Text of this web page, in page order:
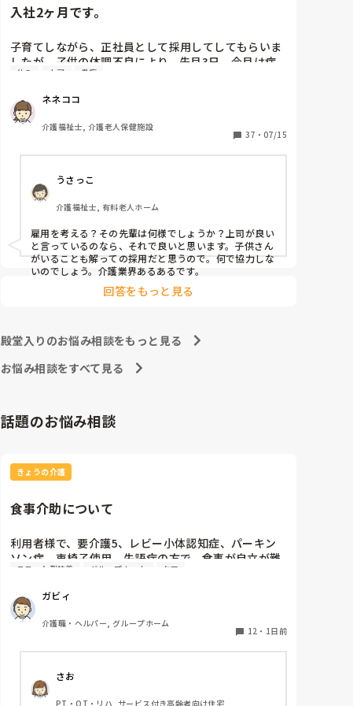
長文失礼いたしました。
入社2ヶ月です。
子育てしながら、正社員として採用してしてもらいま
したが、子供の体調不良により、先月3日、今月は病
気が重なり息子が肺炎になり、欠勤が多くなっていま
パートとなっても体調不良で休む事は変わらないと思
いますが、皆さんはどう思いますか。上司は気にしな
くていいと、言ってくれています。
休み 上司 愚痴
ネネココ
介護福祉士, 介護老人保健施設
37 ・ 07/15
うさっこ
介護福祉士, 有料老人ホーム
雇用を考える？その先輩は何様でしょうか？上司が良い
と言っているのなら、それで良いと思います。子供さん
がいることも解っての採用だと思うので。何で協力しな
いのでしょう。介護業界あるあるです。
回答をもっと見る
殿堂入りのお悩み相談をもっと見る
お悩み相談をすべて見る
話題のお悩み相談
きょうの介護
食事介助について
利用者様で、要介護5、レビー小体認知症、パーキン
ソン病、車椅子使用、失語症の方で、食事が自立が難
しくなって来ました。ご飯を、おにぎりにして、ご自
いのおにぎりにしてます。食べられる時とスプーンを
使っても難しい時があります。おかずも、おにぎり同
様、手づかみでたべてもらってる時があるのですが、
難しい時は、職員が介助しています。ご飯は、おにぎ
手づかみは、どうかなと思うのですが、皆さんはどう
思われますか？私は、自分の母親が手づかみで食べて
ユニット型特養 グループホーム ケア
ガビィ
介護職・ヘルパー, グループホーム
12 ・ 1日前
さお
PT・OT・リハ, サービス付き高齢者向け住宅